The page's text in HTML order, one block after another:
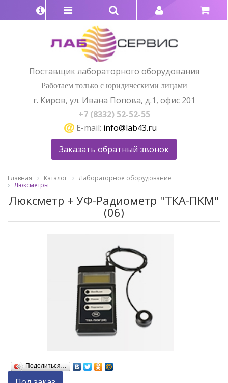
Поставщик лабораторного оборудования
Работаем только с юридическими лицами
г. Киров, ул. Ивана Попова, д.1, офис 201
+7 (8332) 52-52-55
E-mail: info@lab43.ru
Заказать обратный звонок
Главная Каталог
Лабораторное оборудование
Люксметры
Люксметр + УФ-Радиометр "ТКА-ПКМ"
(06)
Поделиться…